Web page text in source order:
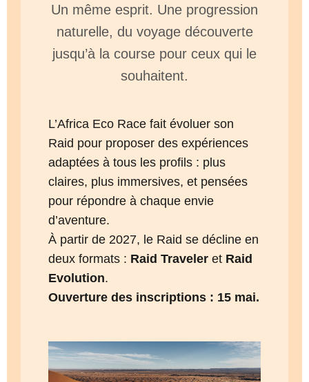
Un même esprit. Une progression
naturelle, du voyage découverte
jusqu’à la course pour ceux qui le
souhaitent.
L’Africa Eco Race fait évoluer son
Raid pour proposer des expériences
adaptées à tous les profils : plus
claires, plus immersives, et pensées
pour répondre à chaque envie
d’aventure.
À partir de 2027, le Raid se décline en
deux formats : Raid Traveleret Raid
Evolution.
Ouverture des inscriptions : 15 mai.